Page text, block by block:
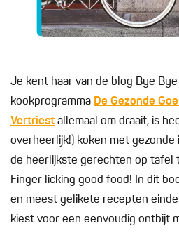
Je kent haar van de blog Bye
kookprogramma De Gezonde
Vertriest allemaal om draait, is
overheerlijk!) koken met
de heerlijkste gerechten op tafel
Finger licking good food! In dit
en meest gelikete recepten
kiest voor een eenvoudig ontbijt